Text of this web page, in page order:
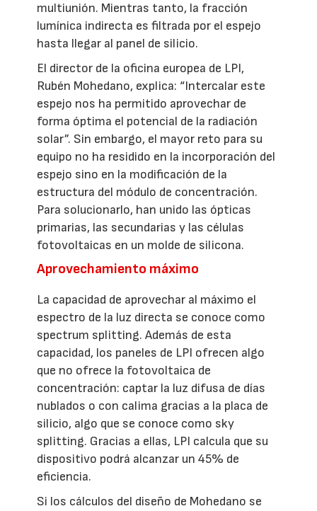
multiunión. Mientras tanto, la fracción
lumínica indirecta es filtrada por el espejo
hasta llegar al panel de silicio.
El director de la oficina europea de LPI,
Rubén Mohedano, explica: “Intercalar este
espejo nos ha permitido aprovechar de
forma óptima el potencial de la radiación
solar”. Sin embargo, el mayor reto para su
equipo no ha residido en la incorporación del
espejo sino en la modificación de la
estructura del módulo de concentración.
Para solucionarlo, han unido las ópticas
primarias, las secundarias y las células
fotovoltaicas en un molde de silicona.
Aprovechamiento máximo
La capacidad de aprovechar al máximo el
espectro de la luz directa se conoce como
spectrum splitting. Además de esta
capacidad, los paneles de LPI ofrecen algo
que no ofrece la fotovoltaica de
concentración: captar la luz difusa de días
nublados o con calima gracias a la placa de
silicio, algo que se conoce como sky
splitting. Gracias a ellas, LPI calcula que su
dispositivo podrá alcanzar un 45% de
eficiencia.
Si los cálculos del diseño de Mohedano se